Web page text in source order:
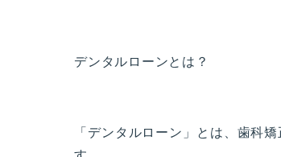
デンタルローンとは？
「デンタルローン」とは、歯科